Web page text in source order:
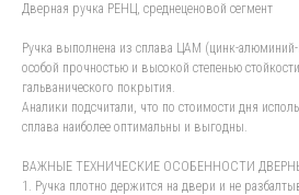
Дверная ручка РЕНЦ, среднеценовой сегмент
Ручка выполнена из сплава ЦАМ (цинк-
особой прочностью и высокой степенью
гальванического покрытия.
Аналики подсчитали, что по стоимости дня
сплава наиболее оптимальны и выгодны.
ВАЖНЫЕ ТЕХНИЧЕСКИЕ ОСОБЕННОСТИ
1. Ручка плотно держится на двери и не